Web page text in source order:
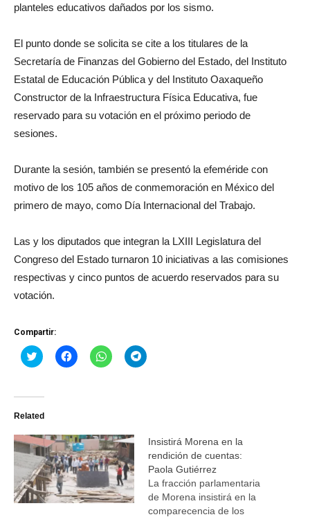
planteles educativos dañados por los sismo.
El punto donde se solicita se cite a los titulares de la
Secretaría de Finanzas del Gobierno del Estado, del Instituto
Estatal de Educación Pública y del Instituto Oaxaqueño
Constructor de la Infraestructura Física Educativa, fue
reservado para su votación en el próximo periodo de
sesiones.
Durante la sesión, también se presentó la efeméride con
motivo de los 105 años de conmemoración en México del
primero de mayo, como Día Internacional del Trabajo.
Las y los diputados que integran la LXIII Legislatura del
Congreso del Estado turnaron 10 iniciativas a las comisiones
respectivas y cinco puntos de acuerdo reservados para su
votación.
Compartir:
Haz
clic
Twitter
abre
una
ventana
nueva)
Haz
clic
una
ventana
nueva)
Haz
clic
una
ventana
nueva)
Haz
clic
una
ventana
nueva)
Related
Insistirá Morena en la
rendición de cuentas:
Paola Gutiérrez
La fracción parlamentaria
de Morena insistirá en la
comparecencia de los